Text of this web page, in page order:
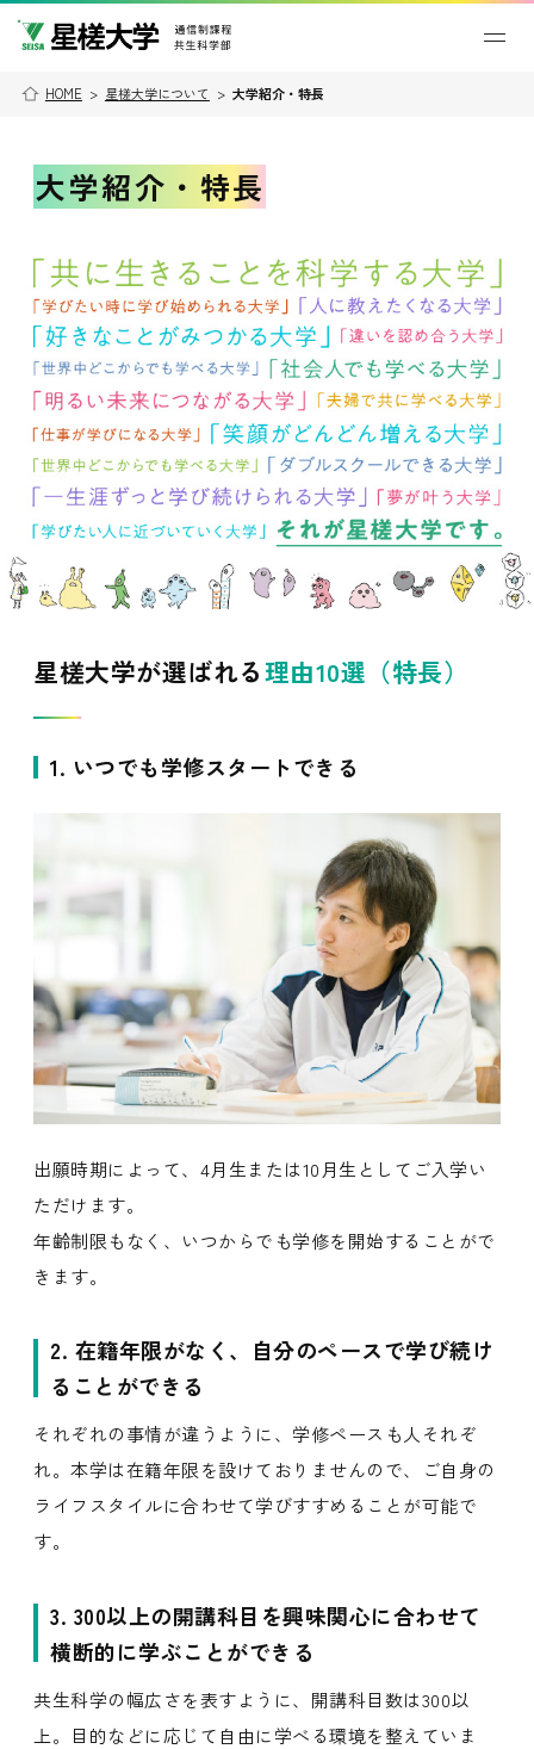
HOME > 星槎大学について > 大学紹介・特長
大学紹介・特長
星槎大学が選ばれる理由10選（特長）
1. いつでも学修スタートできる
出願時期によって、4月生または10月生としてご入学い
ただけます。
年齢制限もなく、いつからでも学修を開始することがで
きます。
2. 在籍年限がなく、自分のペースで学び続け
ることができる
それぞれの事情が違うように、学修ペースも人それぞ
れ。本学は在籍年限を設けておりませんので、ご自身の
ライフスタイルに合わせて学びすすめることが可能で
す。
3. 300以上の開講科目を興味関心に合わせて
横断的に学ぶことができる
共生科学の幅広さを表すように、開講科目数は300以
上。目的などに応じて自由に学べる環境を整えていま